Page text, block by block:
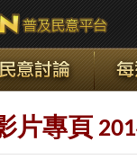
片專頁